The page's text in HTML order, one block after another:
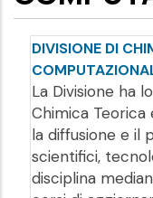
DIVISIONE DI
La Divisione ha
Chimica Teorica
la diffusione e il
scientifici,
disciplina